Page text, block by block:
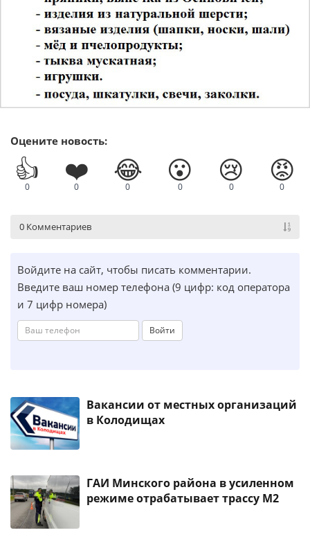
Оцените новость:
👍
0
❤️
0
😂
0
😮
0
😢
0
😡
0
0 Комментариев
Войдите на сайт, чтобы писать комментарии.
Введите ваш номер телефона (9 цифр: код оператора
и 7 цифр номера)
Войти
Вакансии от местных организаций
в Колодищах
ГАИ Минского района в усиленном
режиме отрабатывает трассу М2